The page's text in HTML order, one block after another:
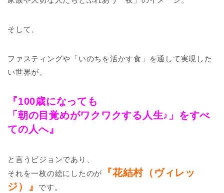
そして、
ファスティングや「いのちを活かす食」を通して実現した
い世界が、
『100歳になっても
「朝の目覚めがワクワクする人生♪」をすべ
ての人へ』
と言うビジョンであり、
それを一枚の絵にしたのが
『花結村（ヴィレッ
ジ）』
です。